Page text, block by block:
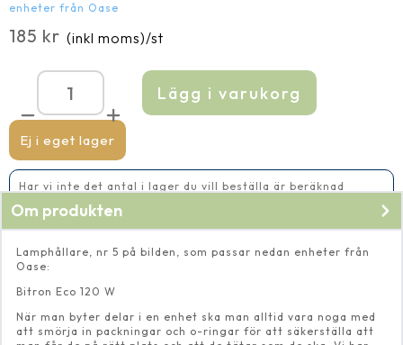
enheter från Oase
185 kr (inkl moms)/st
Ej i eget lager
Lampskydd
Bitron
Eco
120
mängd
Lägg i varukorg
Har vi inte det antal i lager du vill beställa är beräknad
Om produkten
Lamphållare, nr 5 på bilden, som passar nedan enheter från
Oase:
Bitron Eco 120 W
När man byter delar i en enhet ska man alltid vara noga med
att smörja in packningar och o-ringar för att säkerställa att